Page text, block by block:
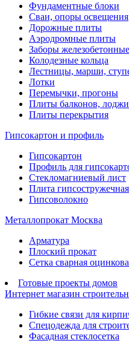
Фундаментные блоки
Сваи, опоры освещения
Дорожные плиты
Аэродромные плиты
Заборы железобетонные
Колодезные кольца
Лестницы, марши,
Лотки
Перемычки, прогоны
Плиты балконов,
Плиты перекрытия
Гипсокартон и профиль
Гипсокартон
Профиль для
Стекломагниевый лист
Плита гипсостружечная
Гипсоволокно
Металлопрокат Москва
Арматура
Плоский прокат
Сетка сварная
Готовые проекты домов
Интернет магазин
Гибкие связи для
Спецодежда для
Фасадная стеклосетка